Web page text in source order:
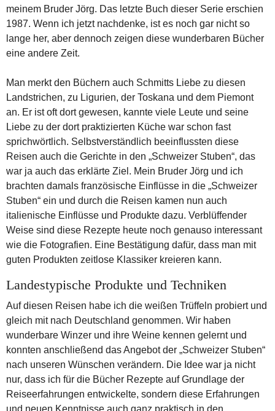
meinem Bruder Jörg. Das letzte Buch dieser Serie erschien
1987. Wenn ich jetzt nachdenke, ist es noch gar nicht so
lange her, aber dennoch zeigen diese wunderbaren Bücher
eine andere Zeit.
Man merkt den Büchern auch Schmitts Liebe zu diesen
Landstrichen, zu Ligurien, der Toskana und dem Piemont
an. Er ist oft dort gewesen, kannte viele Leute und seine
Liebe zu der dort praktizierten Küche war schon fast
sprichwörtlich. Selbstverständlich beeinflussten diese
Reisen auch die Gerichte in den „Schweizer Stuben“, das
war ja auch das erklärte Ziel. Mein Bruder Jörg und ich
brachten damals französische Einflüsse in die „Schweizer
Stuben“ ein und durch die Reisen kamen nun auch
italienische Einflüsse und Produkte dazu. Verblüffender
Weise sind diese Rezepte heute noch genauso interessant
wie die Fotografien. Eine Bestätigung dafür, dass man mit
guten Produkten zeitlose Klassiker kreieren kann.
Landestypische Produkte und Techniken
Auf diesen Reisen habe ich die weißen Trüffeln probiert und
gleich mit nach Deutschland genommen. Wir haben
wunderbare Winzer und ihre Weine kennen gelernt und
konnten anschließend das Angebot der „Schweizer Stuben“
nach unseren Wünschen verändern. Die Idee war ja nicht
nur, dass ich für die Bücher Rezepte auf Grundlage der
Reiseerfahrungen entwickelte, sondern diese Erfahrungen
und neuen Kenntnisse auch ganz praktisch in den